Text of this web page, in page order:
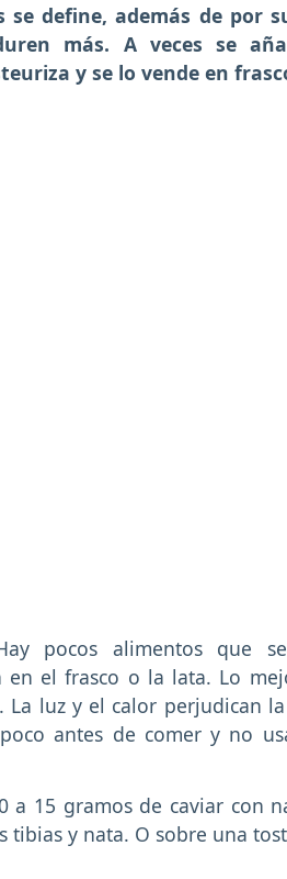
se define, además de por
más. A veces se
y se lo vende en
pocos alimentos que
en el frasco o la lata. Lo
luz y el calor perjudican
antes de comer y no
a 15 gramos de caviar con
tibias y nata. O sobre una